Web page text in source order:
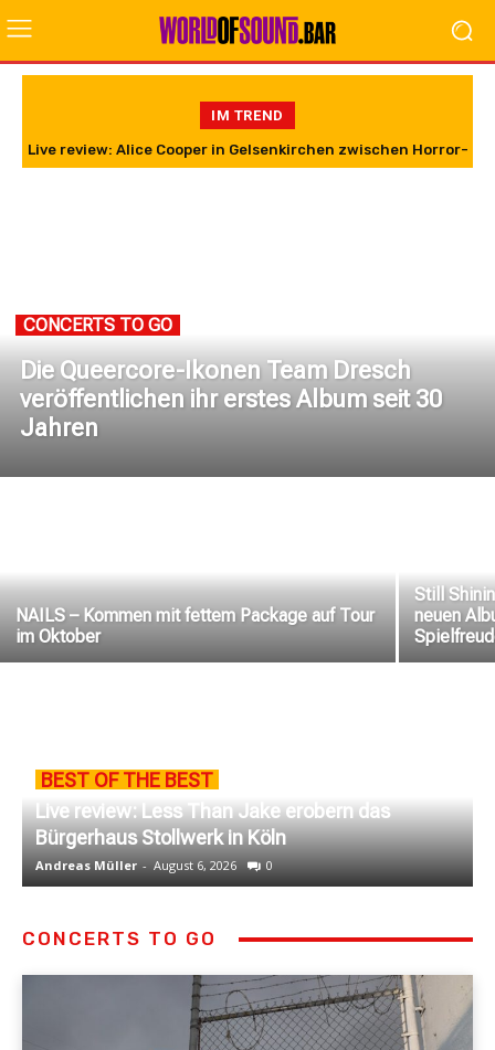
IM TREND
Live review: Alice Cooper in Gelsenkirchen zwischen Horror-
Show und extrem harten Riffs
CONCERTS TO GO
Die Queercore-Ikonen Team Dresch
veröffentlichen ihr erstes Album seit 30
Jahren
NAILS – Kommen mit fettem Package auf Tour
im Oktober
Still
neuen
BEST OF THE BEST
Live review: Less Than Jake erobern das
Bürgerhaus Stollwerk in Köln
Andreas Müller - August 6, 2026 0
CONCERTS TO GO